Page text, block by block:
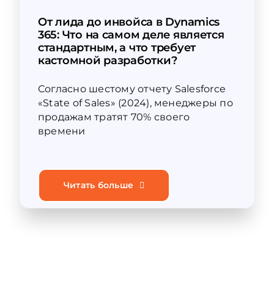
От лида до инвойса в Dynamics
365: Что на самом деле является
стандартным, а что требует
кастомной разработки?
Согласно шестому отчету Salesforce
«State of Sales» (2024), менеджеры по
продажам тратят 70% своего
времени
Читать больше